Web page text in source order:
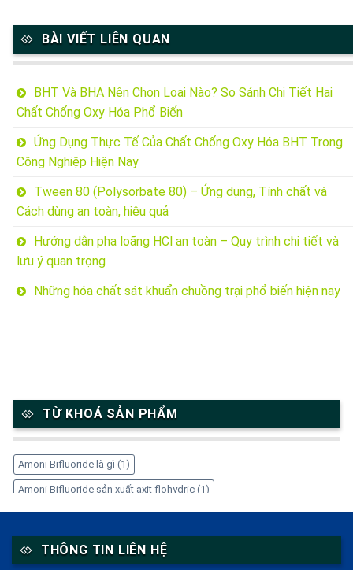
BÀI VIẾT LIÊN QUAN
BHT Và BHA Nên Chọn Loại Nào? So Sánh Chi Tiết Hai
Chất Chống Oxy Hóa Phổ Biến
Ứng Dụng Thực Tế Của Chất Chống Oxy Hóa BHT Trong
Công Nghiệp Hiện Nay
Tween 80 (Polysorbate 80) – Ứng dụng, Tính chất và
Cách dùng an toàn, hiệu quả
Hướng dẫn pha loãng HCl an toàn – Quy trình chi tiết và
lưu ý quan trọng
Những hóa chất sát khuẩn chuồng trại phổ biến hiện nay
TỪ KHOÁ SẢN PHẨM
Amoni Bifluoride là gì (1)
Amoni Bifluoride sản xuất axit flohydric (1)
Amoni Bifluoride trong công nghiệp(1)
Amoni Bifluoride tẩy gỉ thép(1) Amoni Bifluoride xử lý kim loại(1)
Amoni Bifluoride ăn mòn kính(1) Cetyl Stearyl Alcohol(1)
THÔNG TIN LIÊN HỆ